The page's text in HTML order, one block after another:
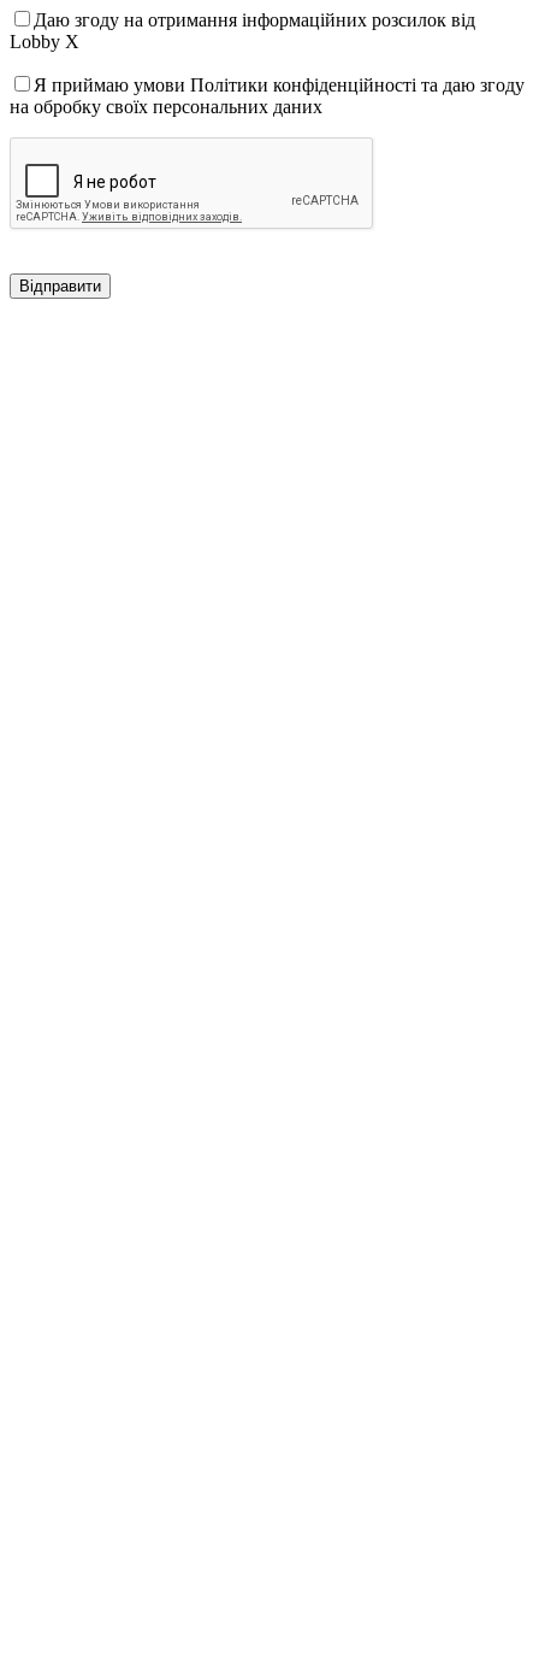
Даю згоду на отримання інформаційних розсилок від
Lobby X
Я приймаю умови Політики конфіденційності та даю згоду
на обробку своїх персональних даних